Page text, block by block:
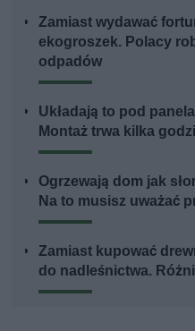
Zamiast wydawać
ekogroszek. Polacy
odpadów
Układają to pod
Montaż trwa kilka
Ogrzewają dom jak
Na to musisz uważać
Zamiast kupować
do nadleśnictwa.